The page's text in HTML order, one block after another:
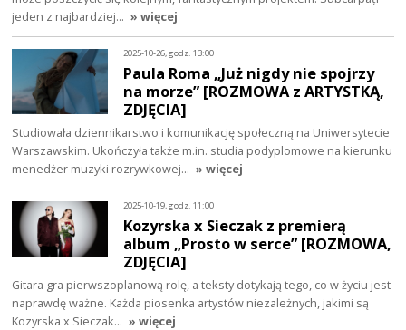
jeden z najbardziej… » więcej
2025-10-26, godz. 13:00
Paula Roma „Już nigdy nie spojrzy
na morze” [ROZMOWA z ARTYSTKĄ,
ZDJĘCIA]
Studiowała dziennikarstwo i komunikację społeczną na Uniwersytecie
Warszawskim. Ukończyła także m.in. studia podyplomowe na kierunku
menedżer muzyki rozrywkowej… » więcej
2025-10-19, godz. 11:00
Kozyrska x Sieczak z premierą
album „Prosto w serce” [ROZMOWA,
ZDJĘCIA]
Gitara gra pierwszoplanową rolę, a teksty dotykają tego, co w życiu jest
naprawdę ważne. Każda piosenka artystów niezależnych, jakimi są
Kozyrska x Sieczak… » więcej